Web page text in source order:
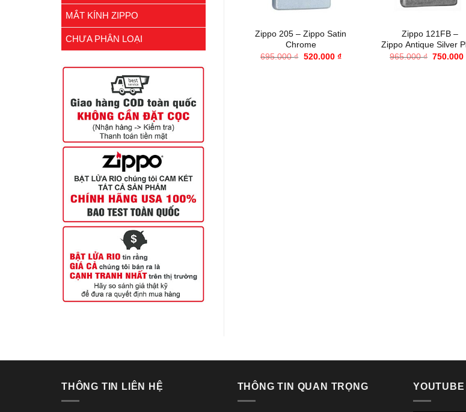
MẮT KÍNH ZIPPO
CHƯA PHÂN LOẠI
Zippo 205 – Zippo Satin
Chrome
695.000₫ Giá
520.000 ₫Giá
Zippo 121FB –
Zippo Antique Silver
965.000₫ Giá
750.000
THÔNG TIN LIÊN HỆ THÔNG TIN QUAN TRỌNG